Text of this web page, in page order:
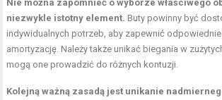
Nie można zapomnieć o wyborze właściwego
niezwykle istotny element. Buty powinny być
indywidualnych potrzeb, aby zapewnić
amortyzację. Należy także unikać biegania w
mogą one prowadzić do różnych kontuzji.
Kolejną ważną zasadą jest unikanie